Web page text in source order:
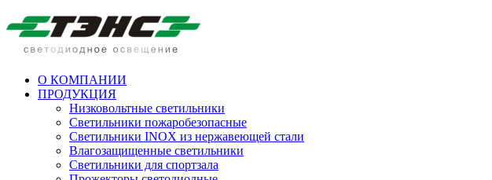
О КОМПАНИИ
ПРОДУКЦИЯ
Низковольтные светильники
Cветильники пожаробезопасные
Светильники INOX из нержавеющей стали
Влагозащищенные светильники
Светильники для спортзала